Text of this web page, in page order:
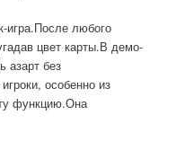
любого
цвет карты.В демо-
азарт без
особенно из
функцию.Она